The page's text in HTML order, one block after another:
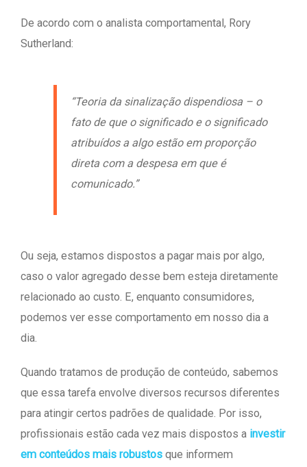
De acordo com o analista comportamental, Rory
Sutherland:
“Teoria da sinalização dispendiosa – o
fato de que o significado e o significado
atribuídos a algo estão em proporção
direta com a despesa em que é
comunicado.”
Ou seja, estamos dispostos a pagar mais por algo,
caso o valor agregado desse bem esteja diretamente
relacionado ao custo. E, enquanto consumidores,
podemos ver esse comportamento em nosso dia a
dia.
Quando tratamos de produção de conteúdo, sabemos
que essa tarefa envolve diversos recursos diferentes
para atingir certos padrões de qualidade. Por isso,
profissionais estão cada vez mais dispostos a investir
em conteúdos mais robustos que informem